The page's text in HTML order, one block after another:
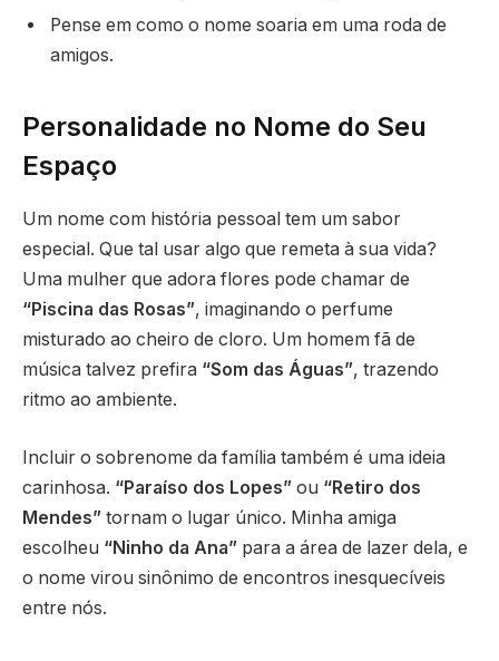
Pense em como o nome soaria em uma roda de
amigos.
Personalidade no Nome do Seu
Espaço
Um nome com história pessoal tem um sabor
especial. Que tal usar algo que remeta à sua vida?
Uma mulher que adora flores pode chamar de
“Piscina das Rosas”, imaginando o perfume
misturado ao cheiro de cloro. Um homem fã de
música talvez prefira “Som das Águas”, trazendo
ritmo ao ambiente.
Incluir o sobrenome da família também é uma ideia
carinhosa. “Paraíso dos Lopes” ou “Retiro dos
Mendes” tornam o lugar único. Minha amiga
escolheu “Ninho da Ana” para a área de lazer dela, e
o nome virou sinônimo de encontros inesquecíveis
entre nós.